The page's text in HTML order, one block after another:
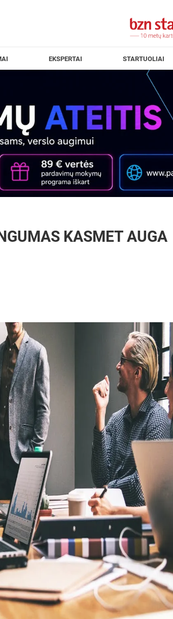
EKSPERTAI STARTUOLIAI
KASMET AUGA